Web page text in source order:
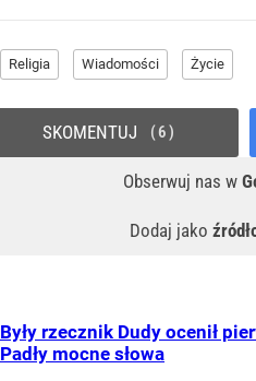
Religia Wiadomości Życie
Obserwuj nas w
Dodaj jako
SKOMENTUJ 6
Były rzecznik Dudy ocenił
Padły mocne słowa